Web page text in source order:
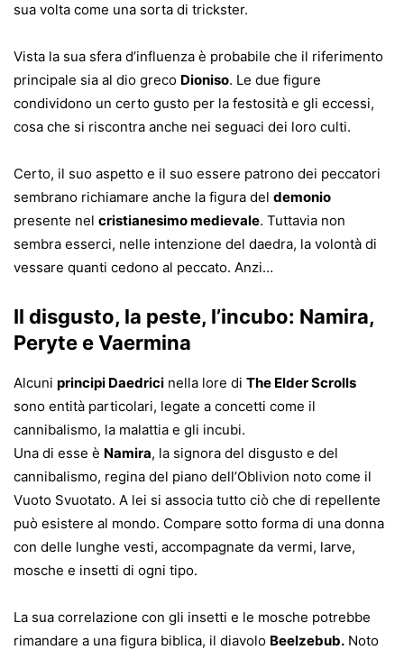
sua volta come una sorta di trickster.
Vista la sua sfera d’influenza è probabile che il riferimento
principale sia al dio greco Dioniso. Le due figure
condividono un certo gusto per la festosità e gli eccessi,
cosa che si riscontra anche nei seguaci dei loro culti.
Certo, il suo aspetto e il suo essere patrono dei peccatori
sembrano richiamare anche la figura del demonio
presente nel cristianesimo medievale. Tuttavia non
sembra esserci, nelle intenzione del daedra, la volontà di
vessare quanti cedono al peccato. Anzi…
Il disgusto, la peste, l’incubo: Namira,
Peryte e Vaermina
Alcuni principi Daedrici nella lore di The Elder Scrolls
sono entità particolari, legate a concetti come il
cannibalismo, la malattia e gli incubi.
Una di esse è Namira, la signora del disgusto e del
cannibalismo, regina del piano dell’Oblivion noto come il
Vuoto Svuotato. A lei si associa tutto ciò che di repellente
può esistere al mondo. Compare sotto forma di una donna
con delle lunghe vesti, accompagnate da vermi, larve,
mosche e insetti di ogni tipo.
La sua correlazione con gli insetti e le mosche potrebbe
rimandare a una figura biblica, il diavolo Beelzebub. Noto